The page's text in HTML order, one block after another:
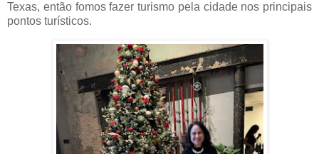
Texas, então fomos fazer turismo pela cidade nos principais
pontos turísticos.